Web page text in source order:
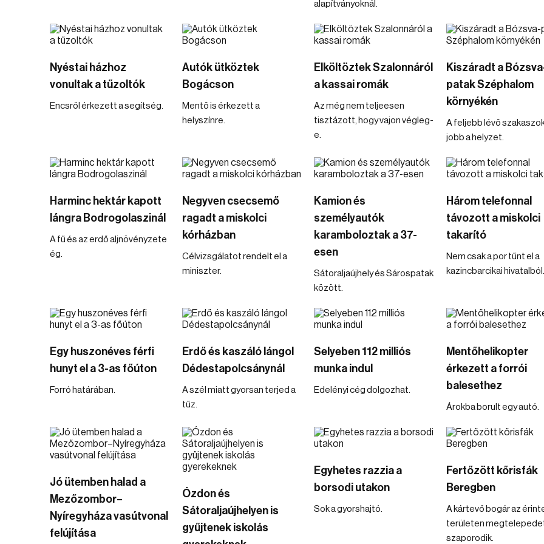
alapítványoknál.
Nyéstai házhoz
vonultak a tűzoltók
Encsről érkezett a segítség.
Autók ütköztek
Bogácson
Mentő is érkezett a
helyszínre.
Elköltöztek Szalonnáról
a kassai romák
Az még nem teljeesen
tisztázott, hogy vajon végleg-
e.
Kiszáradt a
patak Széphalom
környékén
A feljebb lévő
jobb a helyzet.
Harminc hektár kapott
lángra Bodrogolaszinál
A fű és az erdő aljnövényzete
ég.
Negyven csecsemő
ragadt a miskolci
kórházban
Célvizsgálatot rendelt el a
miniszter.
Kamion és
személyautók
karamboloztak a 37-
esen
Sátoraljaújhely és Sárospatak
között.
Három telefonnal
távozott a miskolci
takarító
Nem csak a por tűnt el a
kazincbarcikai hivatalból.
Egy huszonéves férfi
hunyt el a 3-as főúton
Forró határában.
Erdő és kaszáló lángol
Dédestapolcsánynál
A szél miatt gyorsan terjed a
tűz.
Selyeben 112 milliós
munka indul
Edelényi cég dolgozhat.
Mentőhelikopter
érkezett a forrói
balesethez
Árokba borult egy autó.
Jó ütemben halad a
Mezőzombor–
Nyíregyháza vasútvonal
felújítása
Ózdon és
Sátoraljaújhelyen is
gyűjtenek iskolás
Egyhetes razzia a
borsodi utakon
Sok a gyorshajtó.
Fertőzött kőrisfák
Beregben
A kártevő bogár az
területen
szaporodik.